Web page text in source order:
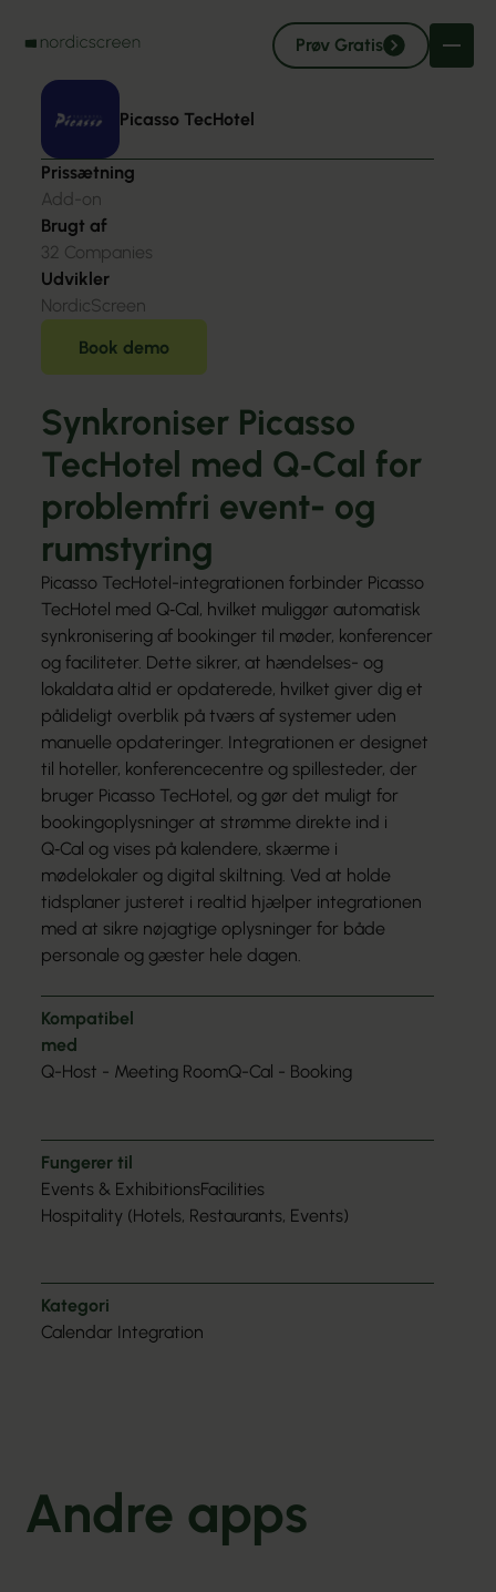
Prøv Gratis
Picasso TecHotel
Prissætning
Add-on
Brugt af
32 Companies
Udvikler
NordicScreen
Book demo
Synkroniser Picasso
TecHotel med Q‑Cal for
problemfri event- og
rumstyring
Picasso TecHotel-integrationen forbinder Picasso
TecHotel med Q‑Cal, hvilket muliggør automatisk
synkronisering af bookinger til møder, konferencer
og faciliteter. Dette sikrer, at hændelses- og
lokaldata altid er opdaterede, hvilket giver dig et
pålideligt overblik på tværs af systemer uden
manuelle opdateringer. Integrationen er designet
til hoteller, konferencecentre og spillesteder, der
bruger Picasso TecHotel, og gør det muligt for
bookingoplysninger at strømme direkte ind i
Q‑Cal og vises på kalendere, skærme i
mødelokaler og digital skiltning. Ved at holde
tidsplaner justeret i realtid hjælper integrationen
med at sikre nøjagtige oplysninger for både
personale og gæster hele dagen.
Kompatibel
med
Q-Host - Meeting RoomQ-Cal - Booking
Fungerer til
Events & ExhibitionsFacilities
Hospitality (Hotels, Restaurants, Events)
Kategori
Calendar Integration
Andre apps